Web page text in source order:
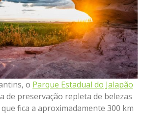
o Parque Estadual do Jalapão
de preservação repleta de belezas
fica a aproximadamente 300 km